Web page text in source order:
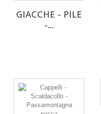
GIACCHE - PILE
-...